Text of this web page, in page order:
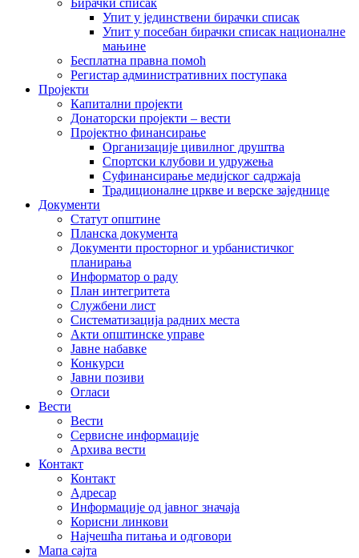
Бирачки списак
Упит у јединствени бирачки списак
Упит у посебан бирачки списак националне
мањине
Бесплатна правна помоћ
Регистар административних поступака
Пројекти
Капитални пројекти
Донаторски пројекти – вести
Пројектно финансирање
Организације цивилног друштва
Спортски клубови и удружења
Суфинансирање медијског садржаја
Традиционалне цркве и верске заједнице
Документи
Статут општине
Планска документа
Документи просторног и урбанистичког
планирања
Информатор о раду
План интегритета
Службени лист
Систематизација радних места
Акти општинске управе
Јавне набавке
Конкурси
Јавни позиви
Огласи
Вести
Вести
Сервисне информације
Архива вести
Контакт
Контакт
Адресар
Информације од јавног значаја
Корисни линкови
Најчешћа питања и одговори
Мапа сајта